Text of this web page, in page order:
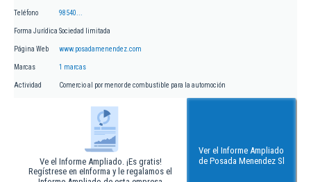
Teléfono 98540...
Forma Jurídica Sociedad limitada
Página Web www.posadamenendez.com
Marcas 1 marcas
Actividad Comercio al por menor de combustible para la automoción
Ve el Informe Ampliado. ¡Es gratis!
Regístrese en eInforma y le regalamos el
Ver el Informe Ampliado
de Posada Menendez Sl